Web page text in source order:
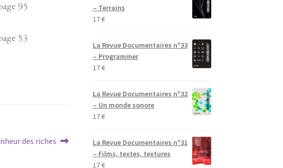
95
53
des riches
– Terrains
17€
La Revue Documentaires n°33
– Programmer
17€
La Revue Documentaires n°32
– Un monde sonore
17€
La Revue Documentaires n°31
– Films, textes, textures
17€